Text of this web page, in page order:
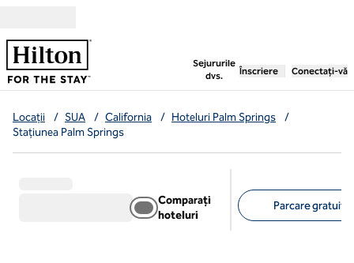
Sejururile
dvs.
, deschide o filă nouă
Înscriere Conectați-vă
Locații / SUA / California / Hoteluri Palm Springs
/
Stațiunea Palm Springs
Comparați
hoteluri
Parcare gratuită